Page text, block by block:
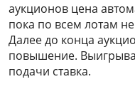
аукционов цена
пока по всем лотам
Далее до конца
повышение.
подачи ставка.